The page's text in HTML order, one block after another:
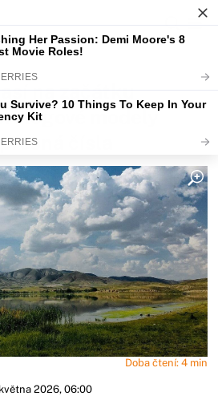
na začátku
modely
čísla
Doba čtení: 4 min
2026, 06:00